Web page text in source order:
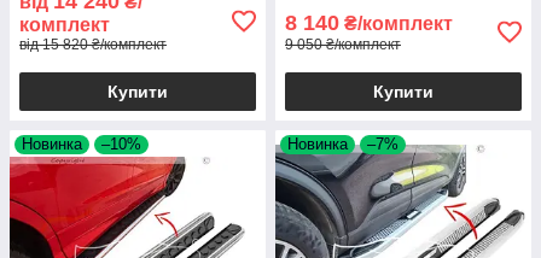
комплект
від 15 820 ₴/комплект
Купити
8 140 ₴/комплект
9 050 ₴/комплект
Купити
Новинка –10% Новинка –7%